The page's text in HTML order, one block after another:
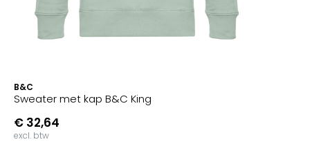
B&C
Sweater met kap B&C King
€ 32,64
excl. btw